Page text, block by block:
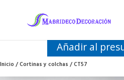
Añadir al
Inicio/Cortinas y colchas/ CT57